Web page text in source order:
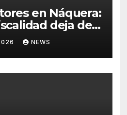
en Náquera:
deja de
NEWS